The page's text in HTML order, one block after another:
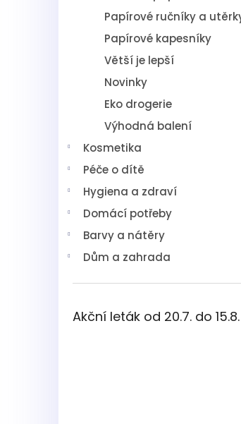
Papírové ručníky a
Papírové kapesníky
Větší je lepší
Novinky
Eko drogerie
Výhodná balení
Kosmetika
Péče o dítě
Hygiena a zdraví
Domácí potřeby
Barvy a nátěry
Dům a zahrada
Akční leták od 20.7. do 15.8.